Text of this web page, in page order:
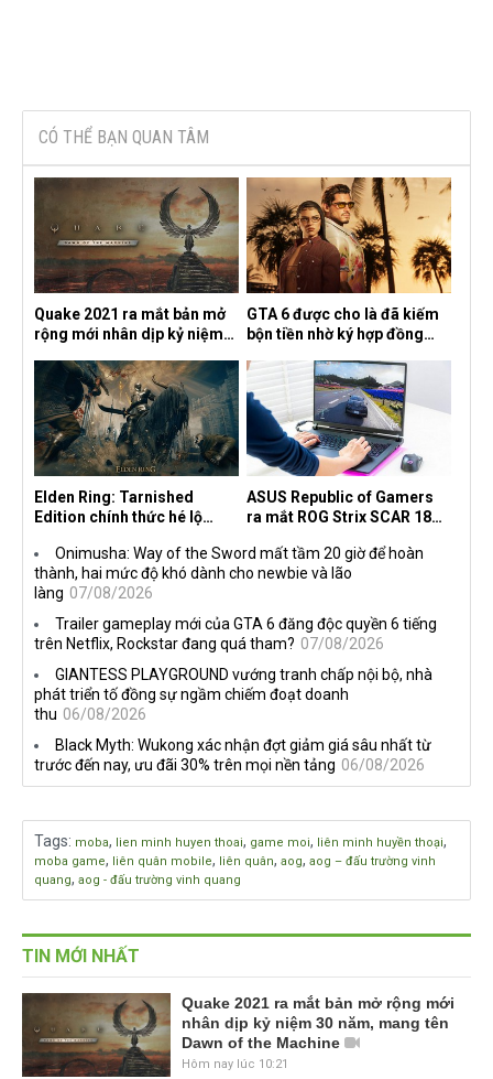
CÓ THỂ BẠN QUAN TÂM
Quake 2021 ra mắt bản mở
rộng mới nhân dịp kỷ niệm
the Machine
GTA 6 được cho là đã kiếm
bộn tiền nhờ ký hợp đồng
Elden Ring: Tarnished
Edition chính thức hé lộ
ASUS Republic of Gamers
ra mắt ROG Strix SCAR 18
Onimusha: Way of the Sword mất tầm 20 giờ để hoàn
thành, hai mức độ khó dành cho newbie và lão
làng 07/08/2026
Trailer gameplay mới của GTA 6 đăng độc quyền 6 tiếng
trên Netflix, Rockstar đang quá tham? 07/08/2026
GIANTESS PLAYGROUND vướng tranh chấp nội bộ, nhà
phát triển tố đồng sự ngầm chiếm đoạt doanh
thu 06/08/2026
Black Myth: Wukong xác nhận đợt giảm giá sâu nhất từ
trước đến nay, ưu đãi 30% trên mọi nền tảng 06/08/2026
Tags: moba, lien minh huyen thoai, game moi, liên minh huyền thoại,
moba game, liên quân mobile, liên quân, aog, aog – đấu trường vinh
quang, aog - đấu trường vinh quang
TIN MỚI NHẤT
Quake 2021 ra mắt bản mở rộng mới
nhân dịp kỷ niệm 30 năm, mang tên
Dawn of the Machine
Hôm nay lúc 10:21